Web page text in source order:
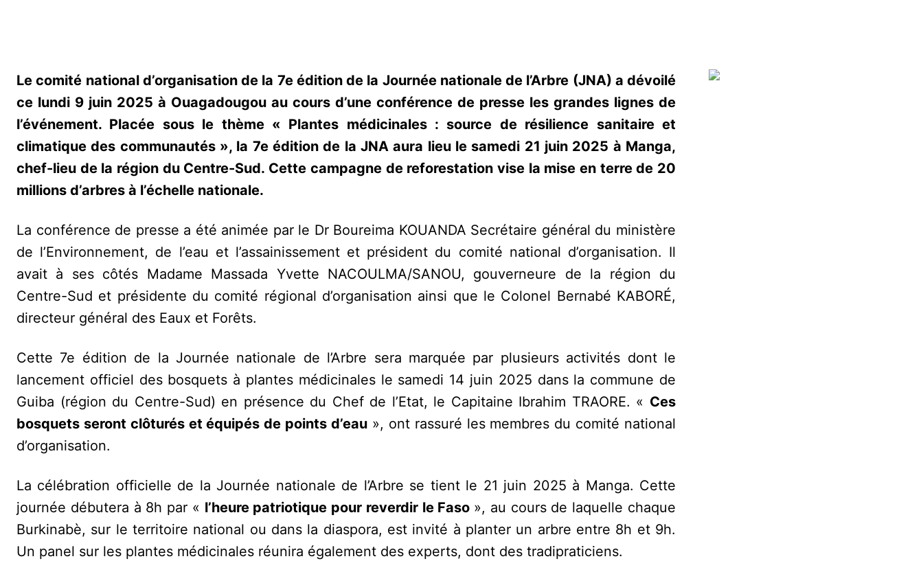
Le comité national d’organisation de la 7e édition de la Journée nationale de l’Arbre (JNA) a dévoilé
ce lundi 9 juin 2025 à Ouagadougou au cours d’une conférence de presse les grandes lignes de
l’événement. Placée sous le thème « Plantes médicinales : source de résilience sanitaire et
climatique des communautés », la 7e édition de la JNA aura lieu le samedi 21 juin 2025 à Manga,
chef-lieu de la région du Centre-Sud. Cette campagne de reforestation vise la mise en terre de 20
millions d’arbres à l’échelle nationale.
La conférence de presse a été animée par le Dr Boureima KOUANDA Secrétaire général du ministère
de l’Environnement, de l’eau et l’assainissement et président du comité national d’organisation. Il
avait à ses côtés Madame Massada Yvette NACOULMA/SANOU, gouverneure de la région du
Centre-Sud et présidente du comité régional d’organisation ainsi que le Colonel Bernabé KABORÉ,
directeur général des Eaux et Forêts.
Cette 7e édition de la Journée nationale de l’Arbre sera marquée par plusieurs activités dont le
lancement officiel des bosquets à plantes médicinales le samedi 14 juin 2025 dans la commune de
Guiba (région du Centre-Sud) en présence du Chef de l’Etat, le Capitaine Ibrahim TRAORE. « Ces
bosquets seront clôturés et équipés de points d’eau », ont rassuré les membres du comité national
d’organisation.
La célébration officielle de la Journée nationale de l’Arbre se tient le 21 juin 2025 à Manga. Cette
journée débutera à 8h par « l’heure patriotique pour reverdir le Faso », au cours de laquelle chaque
Burkinabè, sur le territoire national ou dans la diaspora, est invité à planter un arbre entre 8h et 9h.
Un panel sur les plantes médicinales réunira également des experts, dont des tradipraticiens.